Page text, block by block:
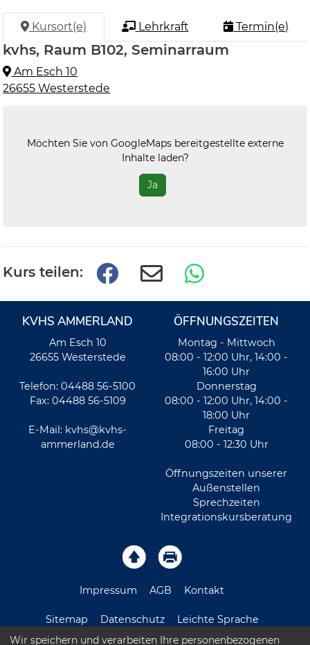
Kursort(e) Lehrkraft Termin(e)
kvhs, Raum B102, Seminarraum
Am Esch 10
26655 Westerstede
Möchten Sie von GoogleMapsbereitgestellte externe
Inhalte laden?
Ja
Kurs teilen:
KVHS AMMERLAND
Am Esch 10
26655 Westerstede
Telefon: 04488 56-5100
Fax: 04488 56-5109
E-Mail: kvhs@kvhs-
ammerland.de
ÖFFNUNGSZEITEN
Montag - Mittwoch
08:00 - 12:00 Uhr, 14:00 -
16:00 Uhr
Donnerstag
08:00 - 12:00 Uhr, 14:00 -
18:00 Uhr
Freitag
08:00 - 12:30 Uhr
Öffnungszeiten unserer
Außenstellen
Sprechzeiten
Integrationskursberatung
Impressum AGB Kontakt
Sitemap Datenschutz Leichte Sprache
Wir speichern und verarbeiten Ihre personenbezogenen